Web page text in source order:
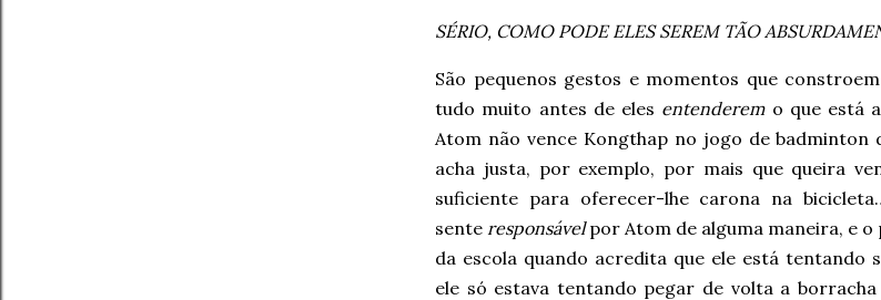
SÉRIO, COMO PODE ELES SEREM TÃO
São pequenos gestos e momentos que
tudo muito antes de eles entenderemo que está
Atom não vence Kongthap no jogo de badminton
acha justa, por exemplo, por mais que queira
suficiente para oferecer-lhe carona na
sente responsávelpor Atom de alguma maneira, e o
da escola quando acredita que ele está tentando
ele só estava tentando pegar de volta a